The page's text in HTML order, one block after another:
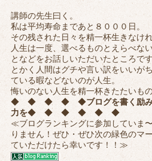
講師の先生曰く。
私は平均寿命まであと８０００日。
その残された日々を精一杯生きなけ
人生は一度、選べるものとえらべな
となどをお話しいただいたところです
とかく人間はグチや言い訳をいいが
ている暇などないのが人生。
悔いのない人生を精一杯きたたいも
◆ ◆ ◆ ◆ ◆ブログを書く励
力を◆ ◆ ◆ ◆ ◆ ◆
≪ブログランキングに参加していま
りません！ぜひ・ぜひ次の緑色のマ
ていただけたら幸いです！！≫